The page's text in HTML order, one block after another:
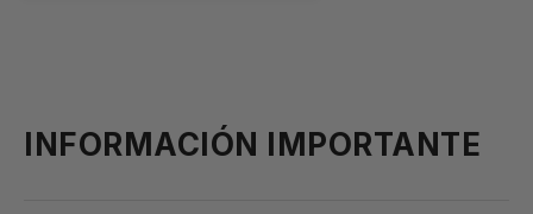
INFORMACIÓN IMPORTANTE